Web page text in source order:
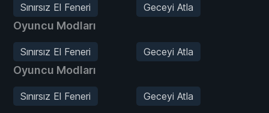
Sınırsız El Feneri Geceyi Atla
Oyuncu Modları
Sınırsız El Feneri Geceyi Atla
Oyuncu Modları
Sınırsız El Feneri Geceyi Atla